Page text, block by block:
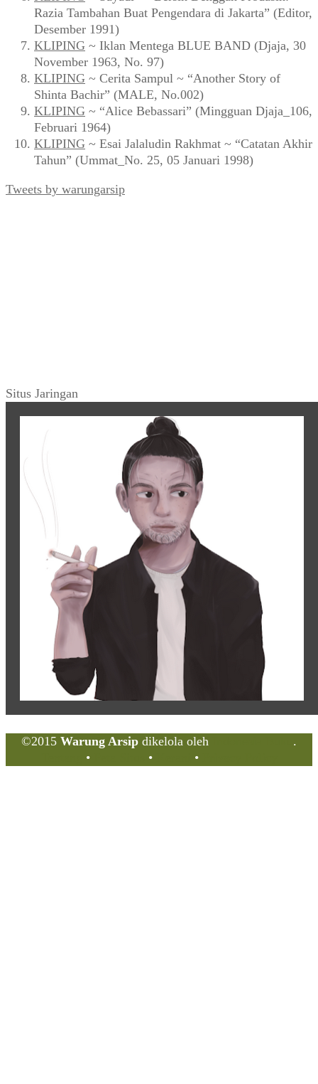
Razia Tambahan Buat Pengendara di Jakarta” (Editor,
Desember 1991)
KLIPING ~ Iklan Mentega BLUE BAND (Djaja, 30
November 1963, No. 97)
KLIPING ~ Cerita Sampul ~ “Another Story of
Shinta Bachir” (MALE, No.002)
KLIPING ~ “Alice Bebassari” (Mingguan Djaja_106,
Februari 1964)
KLIPING ~ Esai Jalaludin Rakhmat ~ “Catatan Akhir
Tahun” (Ummat_No. 25, 05 Januari 1998)
Tweets by warungarsip
Situs Jaringan
©2015 Warung Arsip dikelola oleh
.
• • •